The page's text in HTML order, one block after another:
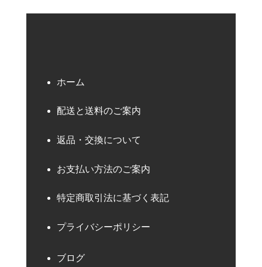
ホーム
配送と送料のご案内
返品・交換について
お支払い方法のご案内
特定商取引法に基づく表記
プライバシーポリシー
ブログ